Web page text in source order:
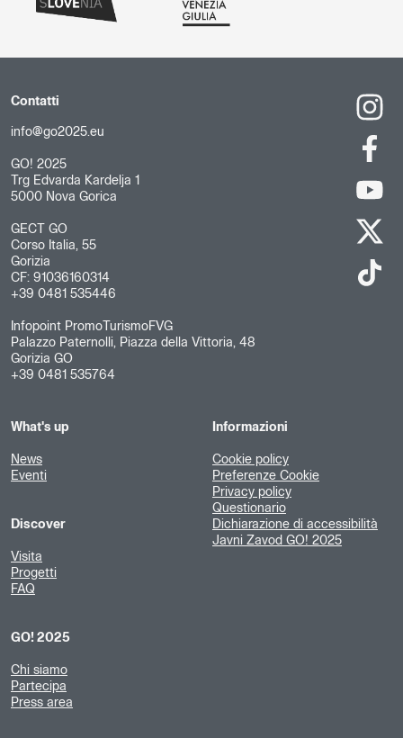
Contatti
info@go2025.eu
GO! 2025
Trg Edvarda Kardelja 1
5000 Nova Gorica
GECT GO
Corso Italia, 55
Gorizia
CF: 91036160314
+39 0481 535446
Infopoint PromoTurismoFVG
Palazzo Paternolli, Piazza della Vittoria, 48
Gorizia GO
+39 0481 535764
What's up
News
Eventi
Discover
Visita
Progetti
FAQ
GO! 2025
Chi siamo
Partecipa
Press area
Informazioni
Cookie policy
Preferenze Cookie
Privacy policy
Questionario
Dichiarazione di accessibilità
Javni Zavod GO! 2025